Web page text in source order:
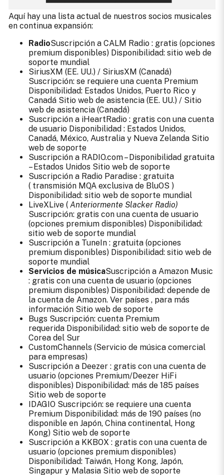
Aquí hay una lista actual de nuestros socios musicales
en continua expansión:
RadioSuscripción a CALM Radio: gratis (opciones
premium disponibles)Disponibilidad: sitio web de
soportemundial
SiriusXM (EE. UU.) /SiriusXM (Canadá)
Suscripción: se requiere una cuenta Premium
Disponibilidad: Estados Unidos, Puerto Rico y
Canadá Sitio web de asistencia(EE. UU.) /Sitio
web de asistencia(Canadá)
Suscripción a iHeartRadio: gratis con una cuenta
de usuario Disponibilidad : Estados Unidos,
Canadá, México, Australia y Nueva Zelanda Sitio
web de soporte
Suscripcióna RADIO.com – Disponibilidad gratuita
– Estados Unidos Sitio web de soporte
Suscripcióna Radio Paradise : gratuita
( transmisión MQA exclusiva de BluOS)
Disponibilidad: sitio web de soporte mundial
LiveXLive(Anteriormente Slacker Radio)
Suscripción: gratis con una cuenta de usuario
(opciones premium disponibles)Disponibilidad:
sitio web de soportemundial
Suscripción a TuneIn: gratuita (opciones
premium disponibles)Disponibilidad: sitio web de
soportemundial
Servicios de músicaSuscripción a Amazon Music
: gratis con una cuenta de usuario (opciones
premium disponibles) Disponibilidad: depende de
la cuenta de Amazon. Verpaíses, para más
información Sitio web de soporte
BugsSuscripción: cuenta Premium
requeridaDisponibilidad: sitio web de soportede
Corea del Sur
CustomChannels(Servicio de música comercial
para empresas)
Suscripción a Deezer: gratis con una cuenta de
usuario (opciones Premium/Deezer HiFi
disponibles) Disponibilidad:más de 185 países
Sitio web de soporte
IDAGIO Suscripción: se requiere una cuenta
Premium Disponibilidad:más de 190 países(no
disponible en Japón, China continental, Hong
Kong) Sitio web de soporte
Suscripción a KKBOX : gratis con una cuenta de
usuario (opciones premium disponibles)
Disponibilidad: Taiwán, Hong Kong, Japón,
Singapur y Malasia Sitio web de soporte